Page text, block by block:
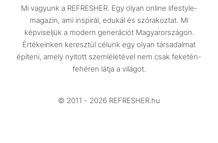
Utazás
Életmód
Design
Beszélgetések
Videó
Mi vagyunk a REFRESHER. Egy olyan online lifestyle-
magazin, ami inspirál, edukál és szórakoztat. Mi
képviseljük a modern generációt Magyarországon.
Értékeinken keresztül célunk egy olyan társadalmat
építeni, amely nyitott szemléletével nem csak feketén-
fehéren látja a világot.
© 2011 - 2026 REFRESHER.hu